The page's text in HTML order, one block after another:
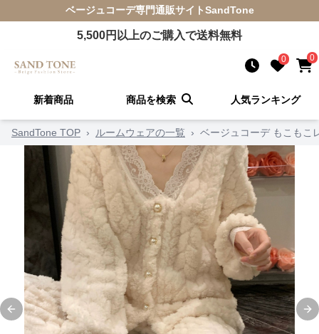
ベージュコーデ専門通販サイトSandTone
5,500円以上のご購入で送料無料
0 0
新着商品 商品を検索 人気ランキング
SandTone TOP › ルームウェアの一覧 › ベージュコーデ もこもこ
Previous slide